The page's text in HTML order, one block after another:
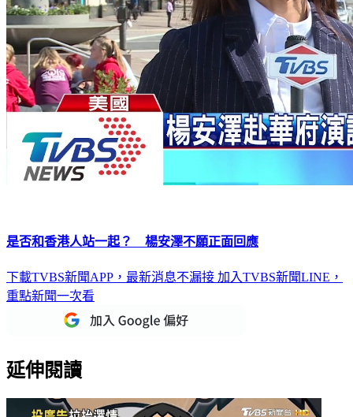
是否和香港人站一起？ 楊安澤不願正面回應
下載TVBS新聞APP，最新消息不漏接 加入TVBS新聞LINE，
重點新聞一次看
延伸閱讀